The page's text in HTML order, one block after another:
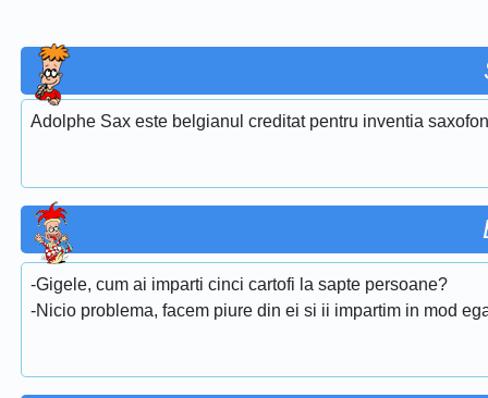
Adolphe Sax este belgianul creditat pentru inventia
-Gigele, cum ai imparti cinci cartofi la sapte persoane?
-Nicio problema, facem piure din ei si ii impartim in mod